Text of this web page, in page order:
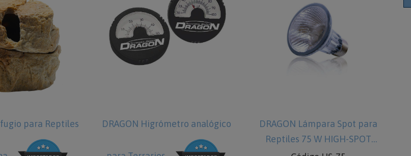
para Reptiles DRAGON Higrómetro analógico
DRAGON Lámpara Spot para
Reptiles 75 W HIGH-SPOT